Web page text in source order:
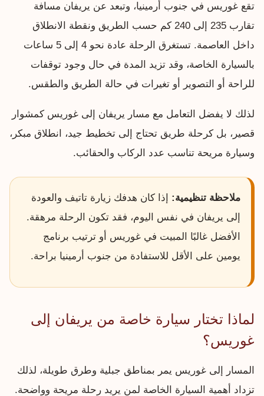
تقع غوريس في جنوب أرمينيا، وتبعد عن يريفان مسافة
تقارب 235 إلى 240 كم حسب الطريق ونقطة الانطلاق
داخل العاصمة. تستغرق الرحلة عادة نحو 4 إلى 5 ساعات
بالسيارة الخاصة، وقد تزيد المدة في حال وجود توقفات
للراحة أو التصوير أو تغيرات في حالة الطريق والطقس.
لذلك لا يفضل التعامل مع مسار يريفان إلى غوريس كمشوار
قصير، بل كرحلة طريق تحتاج إلى تخطيط جيد، انطلاق مبكر،
وسيارة مريحة تناسب عدد الركاب والحقائب.
ملاحظة تنظيمية: إذا كان هدفك زيارة تاتيف والعودة
إلى يريفان في نفس اليوم، فقد تكون الرحلة مرهقة.
الأفضل غالبًا المبيت في غوريس أو ترتيب برنامج
يومين على الأقل للاستفادة من جنوب أرمينيا براحة.
لماذا تختار سيارة خاصة من يريفان إلى
غوريس؟
المسار إلى غوريس يمر بمناطق جبلية وطرق طويلة، لذلك
تزداد أهمية السيارة الخاصة لمن يريد رحلة مريحة وواضحة.